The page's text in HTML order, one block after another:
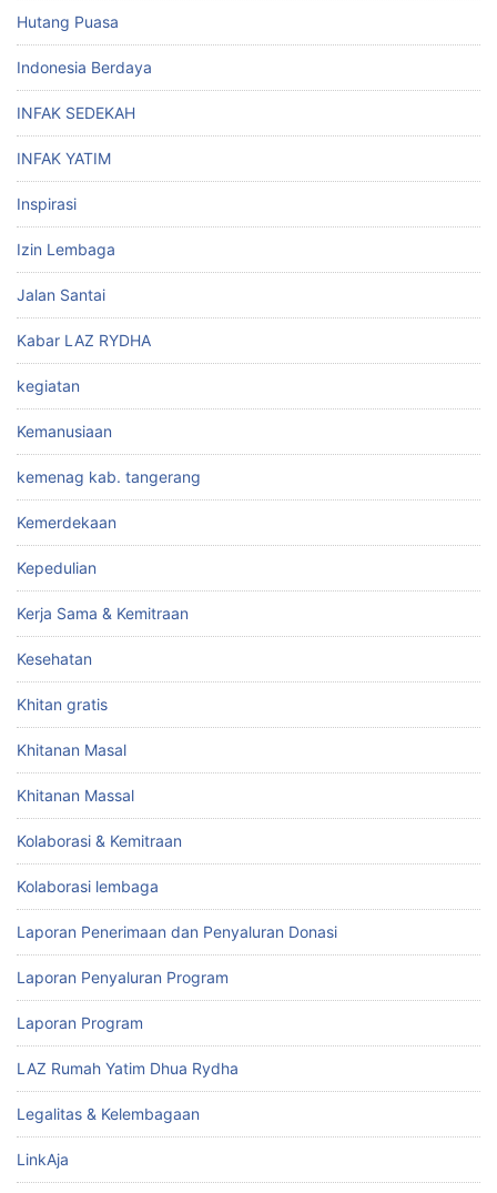
Hutang Puasa
Indonesia Berdaya
INFAK SEDEKAH
INFAK YATIM
Inspirasi
Izin Lembaga
Jalan Santai
Kabar LAZ RYDHA
kegiatan
Kemanusiaan
kemenag kab. tangerang
Kemerdekaan
Kepedulian
Kerja Sama & Kemitraan
Kesehatan
Khitan gratis
Khitanan Masal
Khitanan Massal
Kolaborasi & Kemitraan
Kolaborasi lembaga
Laporan Penerimaan dan Penyaluran Donasi
Laporan Penyaluran Program
Laporan Program
LAZ Rumah Yatim Dhua Rydha
Legalitas & Kelembagaan
LinkAja